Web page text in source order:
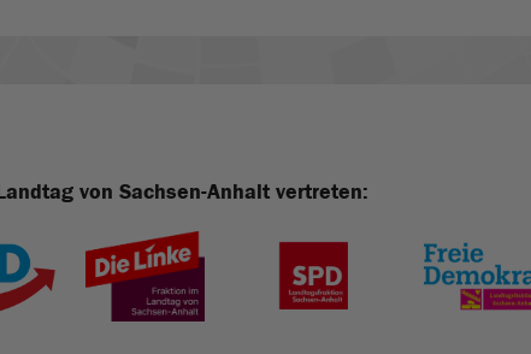
von Sachsen-Anhalt vertreten: